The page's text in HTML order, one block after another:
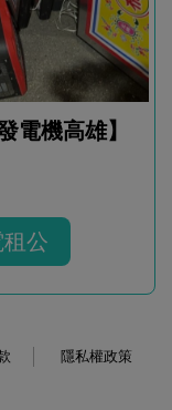
電機高雄】
公
隱私權政策